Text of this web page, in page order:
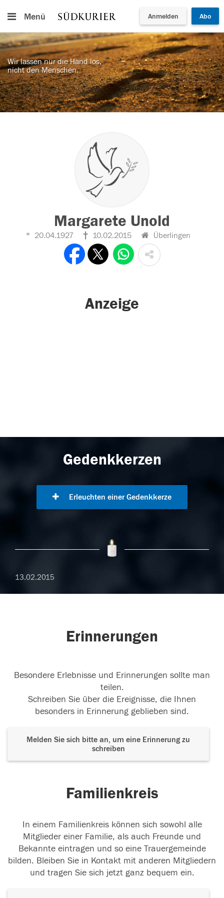
Menü Anmelden Abo
Wir lassen nur die Hand los,
nicht den Menschen.
Margarete Unold
20.04.1927 10.02.2015 Überlingen
Anzeige
Gedenkkerzen
Erleuchten einer Gedenkkerze
13.02.2015
Erinnerungen
Besondere Erlebnisse und Erinnerungen sollte man
teilen.
Schreiben Sie über die Ereignisse, die Ihnen
besonders in Erinnerung geblieben sind.
Melden Sie sich bitte an, um eine Erinnerung zu
schreiben
Familienkreis
In einem Familienkreis können sich sowohl alle
Mitglieder einer Familie, als auch Freunde und
Bekannte eintragen und so eine Trauergemeinde
bilden. Bleiben Sie in Kontakt mit anderen Mitgliedern
und tragen Sie sich jetzt ganz bequem ein.